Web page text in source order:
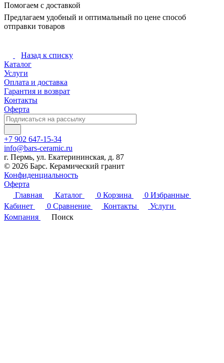
Помогаем с доставкой
Предлагаем удобный и оптимальный по цене способ
отправки товаров
Назад к списку
Каталог
Услуги
Оплата и доставка
Гарантия и возврат
Контакты
Оферта
+7 902 647-15-34
info@bars-ceramic.ru
г. Пермь, ул. Екатерининская, д. 87
© 2026 Барс. Керамический гранит
Конфиденциальность
Оферта
Главная
Каталог 0 Корзина 0 Избранные
Кабинет
0 Сравнение Контакты
Услуги
Компания
Поиск